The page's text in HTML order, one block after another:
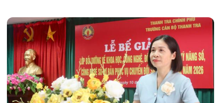
quốc phòng, an ninh, xây dựng Đảng, hệ thống chính trị và tháo
gỡ khó khăn, vướng mắc của tỉnh.